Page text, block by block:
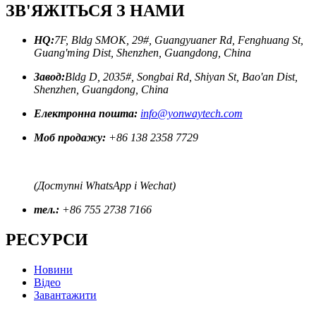
ЗВ'ЯЖІТЬСЯ З НАМИ
HQ:7F, Bldg SMOK, 29#, Guangyuaner Rd, Fenghuang St,
Guang'ming Dist, Shenzhen, Guangdong, China
Завод:Bldg D, 2035#, Songbai Rd, Shiyan St, Bao'an Dist,
Shenzhen, Guangdong, China
Електронна пошта: info@yonwaytech.com
Моб продажу: +86 138 2358 7729
(Доступні WhatsApp і Wechat)
тел.: +86 755 2738 7166
РЕСУРСИ
Новини
Відео
Завантажити